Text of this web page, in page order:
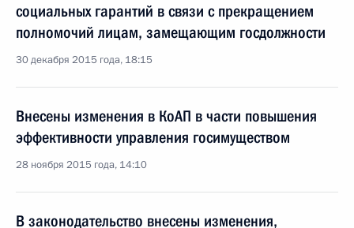
социальных гарантий в связи с прекращением
полномочий лицам, замещающим госдолжности
30 декабря 2015 года, 18:15
Внесены изменения в КоАП в части повышения
эффективности управления госимуществом
28 ноября 2015 года, 14:10
В законодательство внесены изменения,